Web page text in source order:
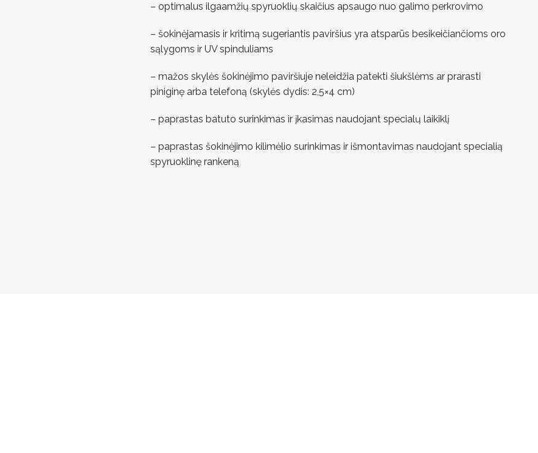
– optimalus ilgaamžių spyruoklių skaičius apsaugo nuo galimo perkrovimo
– šokinėjamasis ir kritimą sugeriantis paviršius yra atsparūs besikeičiančioms oro
sąlygoms ir UV spinduliams
– mažos skylės šokinėjimo paviršiuje neleidžia patekti šiukšlėms ar prarasti
piniginę arba telefoną (skylės dydis: 2,5×4 cm)
– paprastas batuto surinkimas ir įkasimas naudojant specialų laikiklį
– paprastas šokinėjimo kilimėlio surinkimas ir išmontavimas naudojant specialią
spyruoklinę rankeną